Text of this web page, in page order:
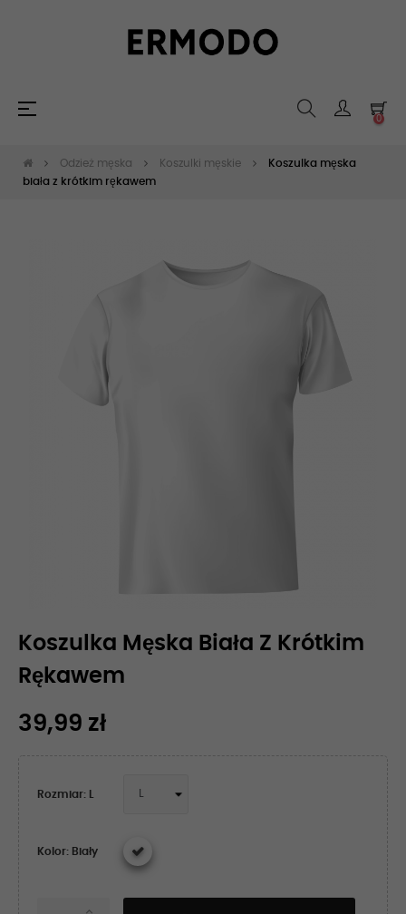
Toggle
☰
0
Odzież męska Koszulki męskie
Koszulka męska
biała z krótkim rękawem
Koszulka Męska Biała Z Krótkim
Rękawem
39,99 zł
Rozmiar: L
Kolor: Biały